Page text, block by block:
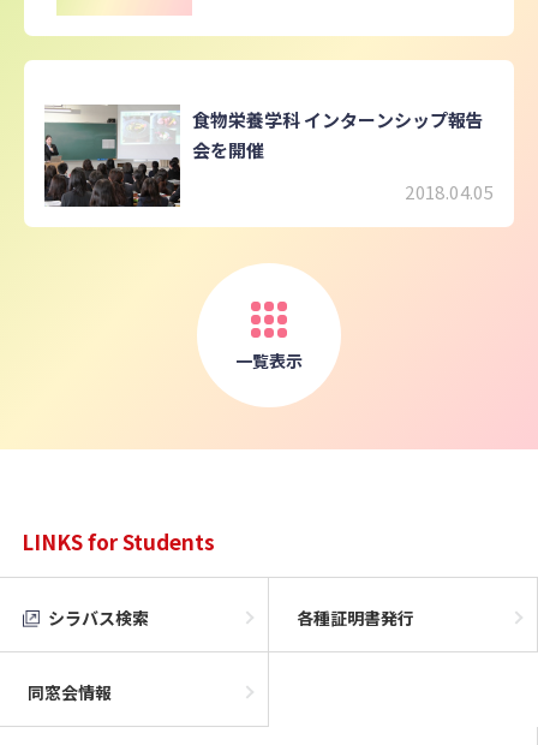
食物栄養学科 インターンシップ報告
会を開催
2018.04.05
一覧表示
LINKS for Students
シラバス検索 各種証明書発行
同窓会情報